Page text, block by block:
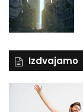
,
d
a
u
i
Izdvajamo